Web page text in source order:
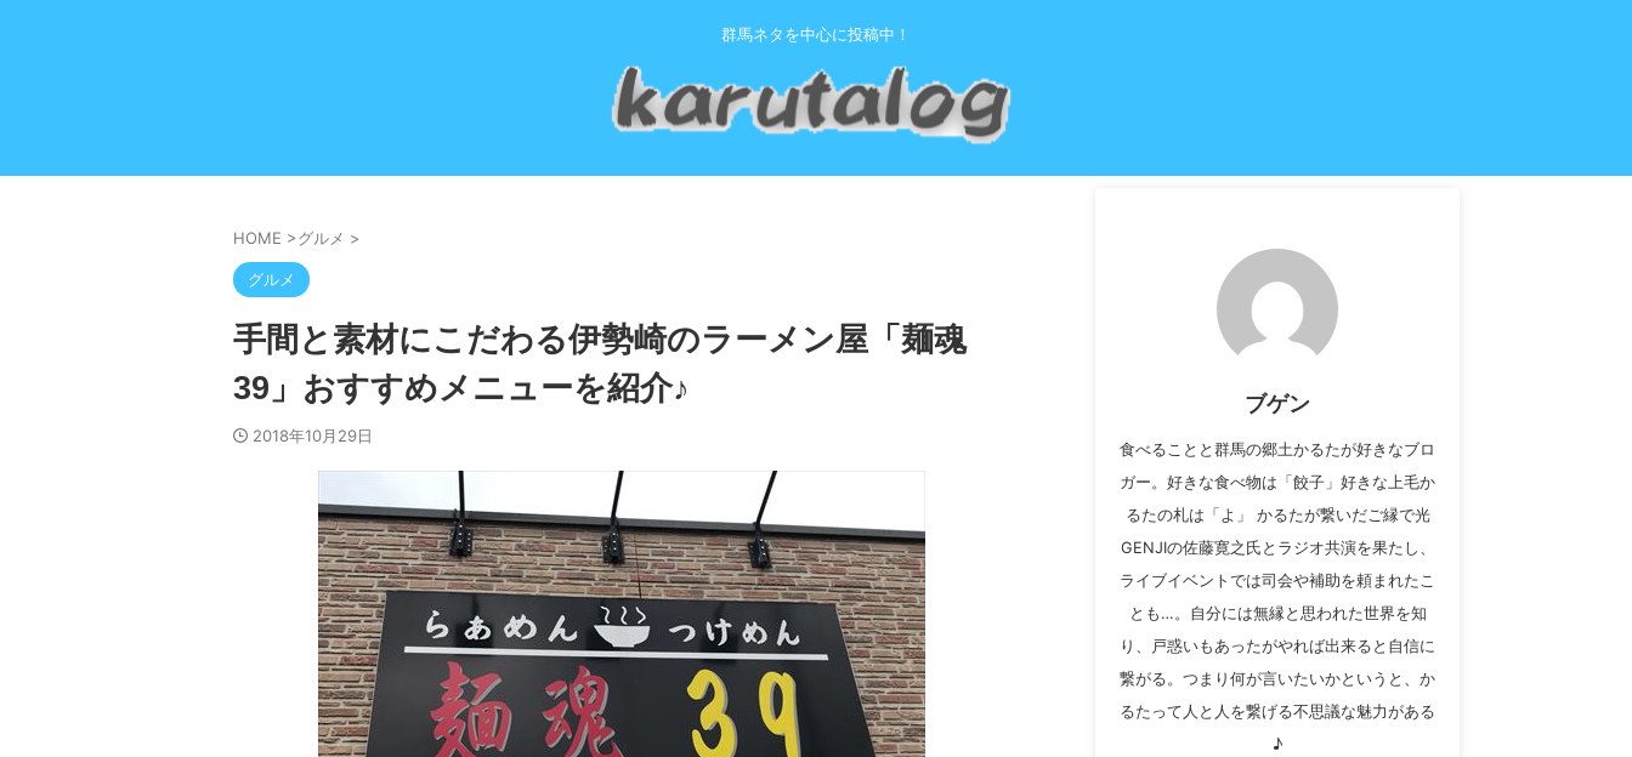
群馬ネタを中心に投稿中！
HOME >グルメ >
グルメ
手間と素材にこだわる伊勢崎のラーメン屋「麺魂
39」おすすめメニューを紹介♪
2018年10月29日
ブゲン
食べることと群馬の郷土かるたが好きなブロ
ガー。好きな食べ物は「餃子」好きな上毛か
るたの札は「よ」 かるたが繋いだご縁で光
GENJIの佐藤寛之氏とラジオ共演を果たし、
ライブイベントでは司会や補助を頼まれたこ
とも…。自分には無縁と思われた世界を知
り、戸惑いもあったがやれば出来ると自信に
繋がる。つまり何が言いたいかというと、か
るたって人と人を繋げる不思議な魅力がある
♪